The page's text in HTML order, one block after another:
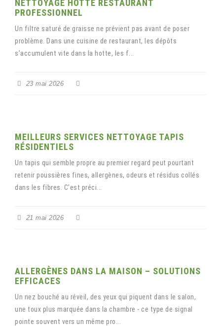
NETTOYAGE HOTTE RESTAURANT
PROFESSIONNEL
Un filtre saturé de graisse ne prévient pas avant de poser
problème. Dans une cuisine de restaurant, les dépôts
s’accumulent vite dans la hotte, les f...
23 mai 2026
MEILLEURS SERVICES NETTOYAGE TAPIS
RÉSIDENTIELS
Un tapis qui semble propre au premier regard peut pourtant
retenir poussières fines, allergènes, odeurs et résidus collés
dans les fibres. C’est préci...
21 mai 2026
ALLERGÈNES DANS LA MAISON – SOLUTIONS
EFFICACES
Un nez bouché au réveil, des yeux qui piquent dans le salon,
une toux plus marquée dans la chambre - ce type de signal
pointe souvent vers un même pro...